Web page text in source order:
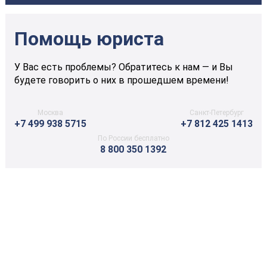
Помощь юриста
У Вас есть проблемы? Обратитесь к нам — и Вы
будете говорить о них в прошедшем времени!
Москва
+7 499 938 5715
Санкт-Петербург
+7 812 425 1413
По России бесплатно
8 800 350 1392